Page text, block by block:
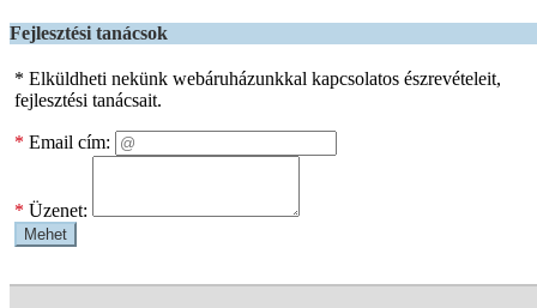
Fejlesztési tanácsok
* Elküldheti nekünk webáruházunkkal kapcsolatos észrevételeit,
fejlesztési tanácsait.
* Email cím:
* Üzenet:
Mehet